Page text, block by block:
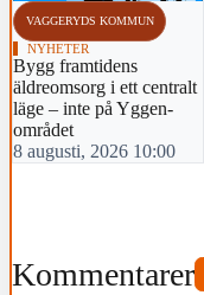
VAGGERYDS KOMMUN
NYHETER
Bygg framtidens
äldreomsorg i ett centralt
läge – inte på Yggen-
området
8 augusti, 2026 10:00
Kommentarer